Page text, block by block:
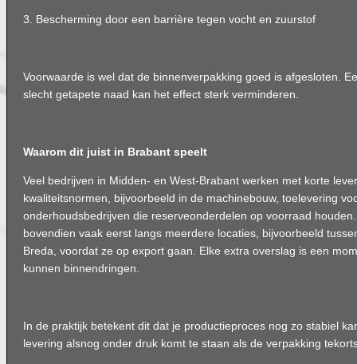
3. Bescherming door een barrière tegen vocht en zuurstof
Voorwaarde is wel dat de binnenverpakking goed is afgesloten.
slecht getapete naad kan het effect sterk verminderen.
Waarom dit juist in Brabant speelt
Veel bedrijven in Midden- en West-Brabant werken met korte
kwaliteitsnormen, bijvoorbeeld in de machinebouw, toelevering
onderhoudsbedrijven die reserveonderdelen op voorraad
bovendien vaak eerst langs meerdere locaties, bijvoorbeeld
Breda, voordat ze op export gaan. Elke extra overslag is een
kunnen binnendringen.
In de praktijk betekent dit dat je productieproces nog zo stabiel
levering alsnog onder druk komt te staan als de verpakking